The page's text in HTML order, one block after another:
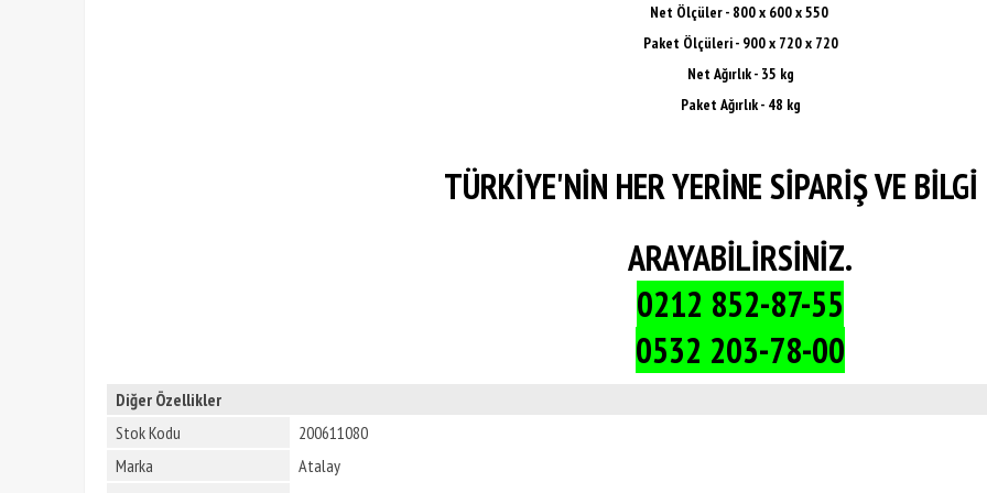
Net Ölçüler - 800 x 600 x 550
Paket Ölçüleri - 900 x 720 x 720
Net Ağırlık - 35 kg
Paket Ağırlık - 48 kg
TÜRKİYE'NİN HER YERİNE SİPARİŞ VE
ARAYABİLİRSİNİZ.
0212 852-87-55
0532 203-78-00
Diğer Özellikler
Stok Kodu
200611080
Marka
Atalay